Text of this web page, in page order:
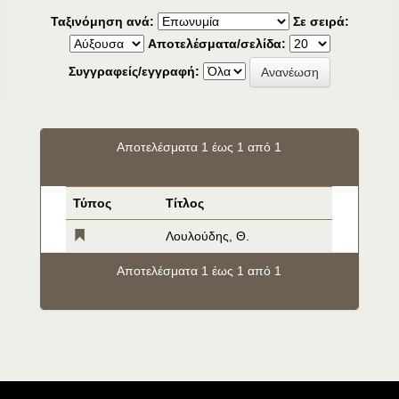
Ταξινόμηση ανά:
Σε σειρά:
Αποτελέσματα/σελίδα:
Συγγραφείς/εγγραφή:
Αποτελέσματα 1 έως 1 από 1
Τύπος Τίτλος
Λουλούδης, Θ.
Αποτελέσματα 1 έως 1 από 1